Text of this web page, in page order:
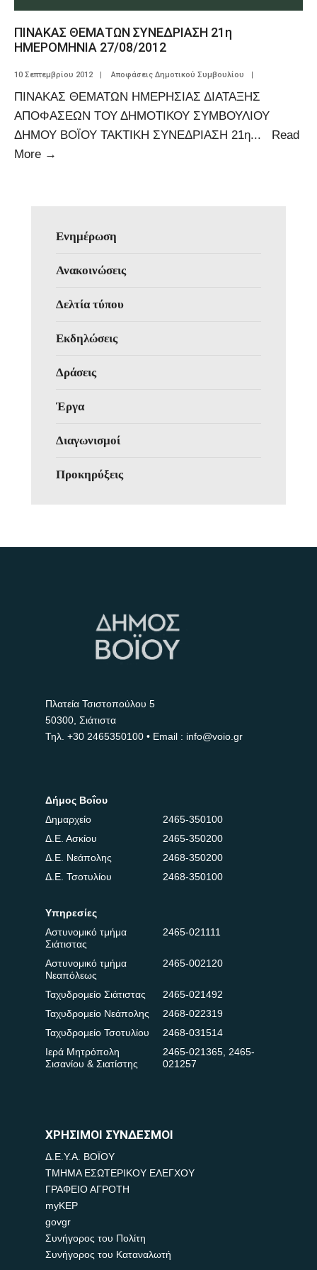
ΠΙΝΑΚΑΣ ΘΕΜΑΤΩΝ ΣΥΝΕΔΡΙΑΣΗ 21η
ΗΜΕΡΟΜΗΝΙΑ 27/08/2012
10 Σεπτεμβρίου 2012 | Αποφάσεις Δημοτικού Συμβουλίου |
ΠΙΝΑΚΑΣ ΘΕΜΑΤΩΝ ΗΜΕΡΗΣΙΑΣ ΔΙΑΤΑΞΗΣ
ΑΠΟΦΑΣΕΩΝ ΤΟΥ ΔΗΜΟΤΙΚΟΥ ΣΥΜΒΟΥΛΙΟΥ
ΔΗΜΟΥ ΒΟΪΟΥ TAKTIKH ΣΥΝΕΔΡΙΑΣΗ 21η...
Read
More →
Ενημέρωση
Ανακοινώσεις
Δελτία τύπου
Εκδηλώσεις
Δράσεις
Έργα
Διαγωνισμοί
Προκηρύξεις
Πλατεία Τσιστοπούλου 5
50300, Σιάτιστα
Τηλ. +30 2465350100 • Email : info@voio.gr
Δήμος Βοΐου
Δημαρχείο
2465-350100
Δ.Ε. Ασκίου
2465-350200
Δ.Ε. Νεάπολης
2468-350200
Δ.Ε. Τσοτυλίου
2468-350100
Υπηρεσίες
Αστυνομικό τμήμα
Σιάτιστας
2465-021111
Αστυνομικό τμήμα
Νεαπόλεως
2465-002120
Ταχυδρομείο Σιάτιστας
2465-021492
Ταχυδρομείο Νεάπολης
2468-022319
Ταχυδρομείο Τσοτυλίου
2468-031514
Ιερά Μητρόπολη
Σισανίου & Σιατίστης
2465-021365, 2465-
021257
ΧΡΗΣΙΜΟΙ ΣΥΝΔΕΣΜΟΙ
Δ.Ε.Υ.Α. ΒΟΪΟΥ
ΤΜΗΜΑ ΕΣΩΤΕΡΙΚΟΥ ΕΛΕΓΧΟΥ
ΓΡΑΦΕΙΟ ΑΓΡΟΤΗ
myKEP
govgr
Συνήγορος του Πολίτη
Συνήγορος του Καταναλωτή